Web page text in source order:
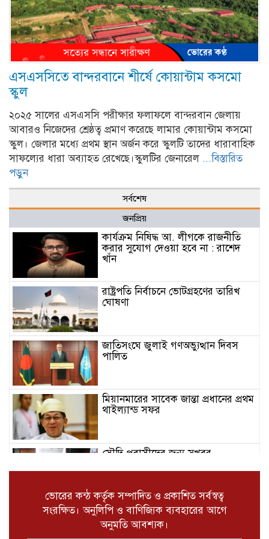
এসএসসিতে বান্দরবানে শীর্ষে কোয়ান্টাম কসমো
স্কুল
২০২৫ সালের এসএসসি পরীক্ষার ফলাফলে বান্দরবান জেলায়
আবারও নিজেদের শ্রেষ্ঠত্ব প্রমাণ করেছে লামার কোয়ান্টাম কসমো
স্কুল। জেলার মধ্যে প্রথম স্থান অর্জন করে স্কুলটি তাদের ধারাবাহিক
সাফল্যের ধারা অব্যাহত রেখেছে।স্কুলটির জেনারেল ...বিস্তারিত
পড়ুন
সর্বশেষ
জনপ্রিয়
কার্যক্রম নিষিদ্ধ আ. লীগকে রাজনীতি
করার সুযোগ দেওয়া হবে না : রাশেদ
খাঁন
রাষ্ট্রপতি নির্বাচনে ভোটগ্রহণের তারিখ
ঘোষণা
জাতিসংঘে জুলাই গণঅভ্যুত্থান দিবস
পালিত
মিয়ানমারের সাবেক জান্তা প্রধানের প্রথম
থাইল্যান্ড সফর
সৌ‌দি প্রবাসীদের জন্য সুখবর
কক্সবাজার রামুতে ট্রাক – মোটরসাইকেল
সংঘর্ষে যুবক নিহত
ভোরের কন্ঠ কর্তৃক সম্পাদিত ও প্রকাশিত সর্বস্বত্ব
সংরক্ষিত। অনুলিপি ও বাণিজ্যিক ব্যবহারের আগে
অনুমতি আবশ্যক।